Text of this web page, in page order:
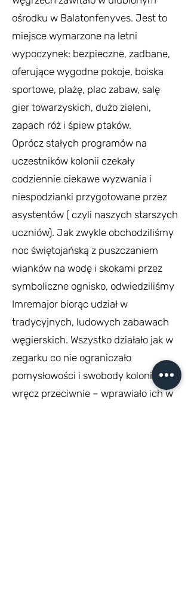
ośrodku w Balatonfenyves. Jest to
miejsce wymarzone na letni
wypoczynek: bezpieczne, zadbane,
oferujące wygodne pokoje, boiska
sportowe, plażę, plac zabaw, salę
gier towarzyskich, dużo zieleni,
zapach róż i śpiew ptaków.
Oprócz stałych programów na
uczestników kolonii czekały
codziennie ciekawe wyzwania i
niespodzianki przygotowane przez
asystentów ( czyli naszych starszych
uczniów). Jak zwykle obchodziliśmy
noc świętojańską z puszczaniem
wianków na wodę i skokami przez
symboliczne ognisko, odwiedziliśmy
Imremajor biorąc udział w
tradycyjnych, ludowych zabawach
węgierskich. Wszystko działało jak w
zegarku co nie ograniczało
pomysłowości i swobody kolonistów,
wręcz przeciwnie – wprawiało ich w